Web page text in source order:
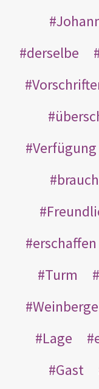
derselbe
Verfügung
erschaffen
Turm
Weinberge
Lage
Gast